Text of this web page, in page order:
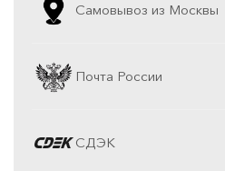
Самовывоз из Москвы
Почта России
СДЭК